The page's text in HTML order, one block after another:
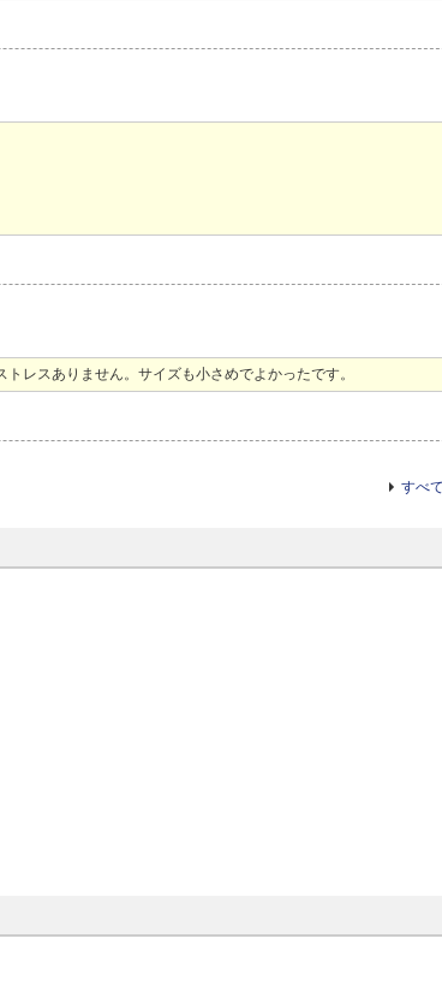
レスありません。サイズも小さめでよかったです。
すべ